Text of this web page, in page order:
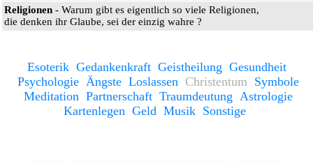
Religionen - Warum gibt es eigentlich so viele Religionen,
die denken ihr Glaube, sei der einzig wahre ?
Esoterik Gedankenkraft Geistheilung Gesundheit
Psychologie Ängste Loslassen Christentum Symbole
Meditation Partnerschaft Traumdeutung Astrologie
Kartenlegen Geld Musik Sonstige